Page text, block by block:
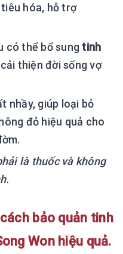
hóa, hỗ trợ
có thể bổ sungtinh
thiện đời sống vợ
nhầy, giúp loại bỏ
đỏ hiệu quả cho
là thuốc và không
bảo quản tinh
Won hiệu quả.